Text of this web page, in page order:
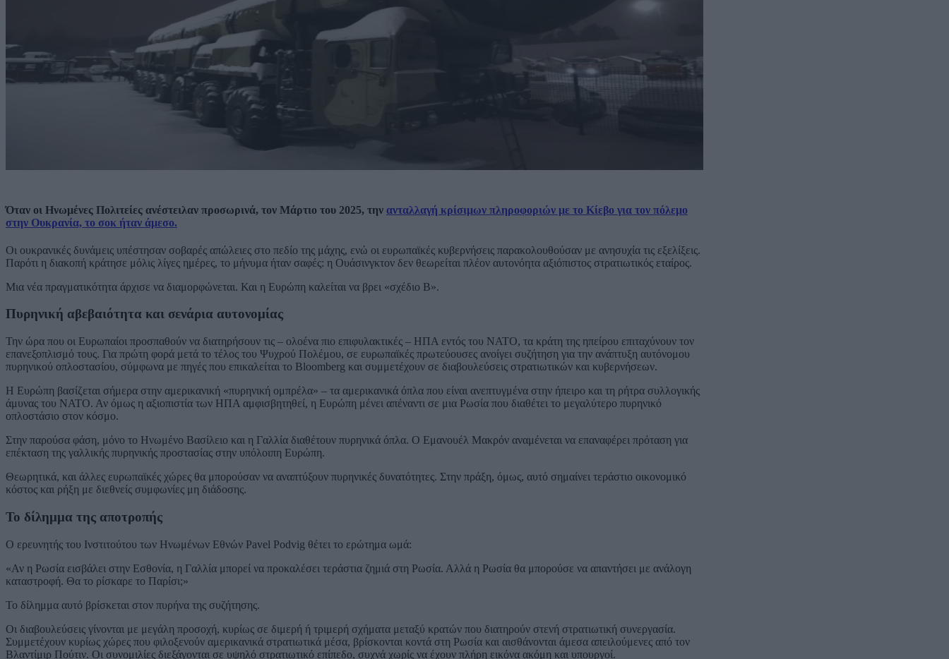
Όταν οι Ηνωμένες Πολιτείες ανέστειλαν προσωρινά, τον Μάρτιο του 2025, την ανταλλαγή κρίσιμων πληροφοριών με το Κίεβο για τον πόλεμο
στην Ουκρανία, το σοκ ήταν άμεσο.
Οι ουκρανικές δυνάμεις υπέστησαν σοβαρές απώλειες στο πεδίο της μάχης, ενώ οι ευρωπαϊκές κυβερνήσεις παρακολουθούσαν με ανησυχία τις εξελίξεις.
Παρότι η διακοπή κράτησε μόλις λίγες ημέρες, το μήνυμα ήταν σαφές: η Ουάσινγκτον δεν θεωρείται πλέον αυτονόητα αξιόπιστος στρατιωτικός εταίρος.
Μια νέα πραγματικότητα άρχισε να διαμορφώνεται. Και η Ευρώπη καλείται να βρει «σχέδιο Β».
Πυρηνική αβεβαιότητα και σενάρια αυτονομίας
Την ώρα που οι Ευρωπαίοι προσπαθούν να διατηρήσουν τις – ολοένα πιο επιφυλακτικές – ΗΠΑ εντός του ΝΑΤΟ, τα κράτη της ηπείρου επιταχύνουν τον
επανεξοπλισμό τους. Για πρώτη φορά μετά το τέλος του Ψυχρού Πολέμου, σε ευρωπαϊκές πρωτεύουσες ανοίγει συζήτηση για την ανάπτυξη αυτόνομου
πυρηνικού οπλοστασίου, σύμφωνα με πηγές που επικαλείται το Bloomberg και συμμετέχουν σε διαβουλεύσεις στρατιωτικών και κυβερνήσεων.
Η Ευρώπη βασίζεται σήμερα στην αμερικανική «πυρηνική ομπρέλα» – τα αμερικανικά όπλα που είναι ανεπτυγμένα στην ήπειρο και τη ρήτρα συλλογικής
άμυνας του ΝΑΤΟ. Αν όμως η αξιοπιστία των ΗΠΑ αμφισβητηθεί, η Ευρώπη μένει απέναντι σε μια Ρωσία που διαθέτει το μεγαλύτερο πυρηνικό
οπλοστάσιο στον κόσμο.
Στην παρούσα φάση, μόνο το Ηνωμένο Βασίλειο και η Γαλλία διαθέτουν πυρηνικά όπλα. Ο Εμανουέλ Μακρόν αναμένεται να επαναφέρει πρόταση για
επέκταση της γαλλικής πυρηνικής προστασίας στην υπόλοιπη Ευρώπη.
Θεωρητικά, και άλλες ευρωπαϊκές χώρες θα μπορούσαν να αναπτύξουν πυρηνικές δυνατότητες. Στην πράξη, όμως, αυτό σημαίνει τεράστιο οικονομικό
κόστος και ρήξη με διεθνείς συμφωνίες μη διάδοσης.
Το δίλημμα της αποτροπής
Ο ερευνητής του Ινστιτούτου των Ηνωμένων Εθνών Pavel Podvig θέτει το ερώτημα ωμά:
«Αν η Ρωσία εισβάλει στην Εσθονία, η Γαλλία μπορεί να προκαλέσει τεράστια ζημιά στη Ρωσία. Αλλά η Ρωσία θα μπορούσε να απαντήσει με ανάλογη
καταστροφή. Θα το ρίσκαρε το Παρίσι;»
Το δίλημμα αυτό βρίσκεται στον πυρήνα της συζήτησης.
Οι διαβουλεύσεις γίνονται με μεγάλη προσοχή, κυρίως σε διμερή ή τριμερή σχήματα μεταξύ κρατών που διατηρούν στενή στρατιωτική συνεργασία.
Συμμετέχουν κυρίως χώρες που φιλοξενούν αμερικανικά στρατιωτικά μέσα, βρίσκονται κοντά στη Ρωσία και αισθάνονται άμεσα απειλούμενες από τον
Βλαντίμιρ Πούτιν. Οι συνομιλίες διεξάγονται σε υψηλό στρατιωτικό επίπεδο, συχνά χωρίς να έχουν πλήρη εικόνα ακόμη και υπουργοί.